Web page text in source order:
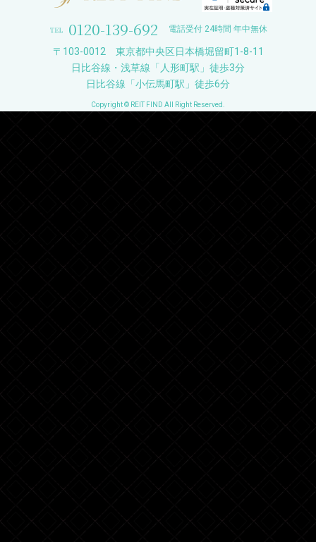
0120-139-692 電話受付 24時間 年中無休
〒103-0012 東京都中央区日本橋堀留町1-8-11
日比谷線・浅草線「人形町駅」徒歩3分
日比谷線「小伝馬町駅」徒歩6分
Copyright © REIT FIND All Right Reserved.